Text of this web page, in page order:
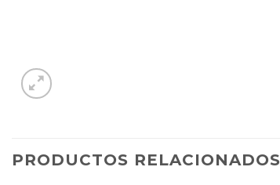
PRODUCTOS RELACIONADOS